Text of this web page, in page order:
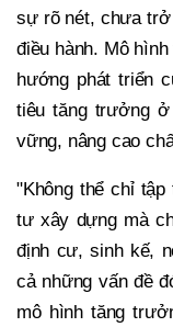
sự rõ nét, chưa
điều hành. Mô
hướng phát triển
tiêu tăng trưởng
vững, nâng cao
"Không thể chỉ
tư xây dựng mà
định cư, sinh kế,
cả những vấn đề
mô hình tăng